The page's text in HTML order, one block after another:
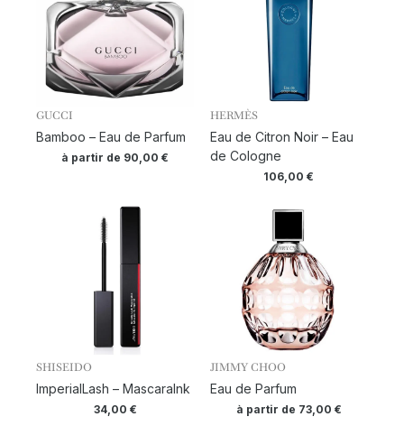
GUCCI
Bamboo – Eau de Parfum
à partir de 90,00€
HERMÈS
Eau de Citron Noir – Eau
de Cologne
106,00€
SHISEIDO
ImperialLash – MascaraInk
34,00 €
JIMMY CHOO
Eau de Parfum
à partir de 73,00 €